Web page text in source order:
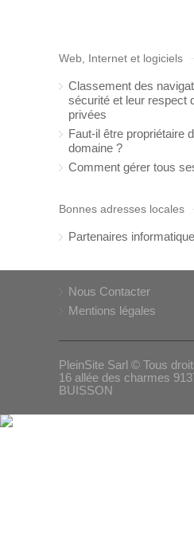
Web, Internet et logiciels
Classement des
sécurité et leur respect
privées
Faut-il être propriétaire
domaine ?
Comment gérer tous
Bonnes adresses locales
Partenaires
Nous Contacter
Mentions légales
PleinSite Sarl © Tous
16 allée des charmes
BUISSON